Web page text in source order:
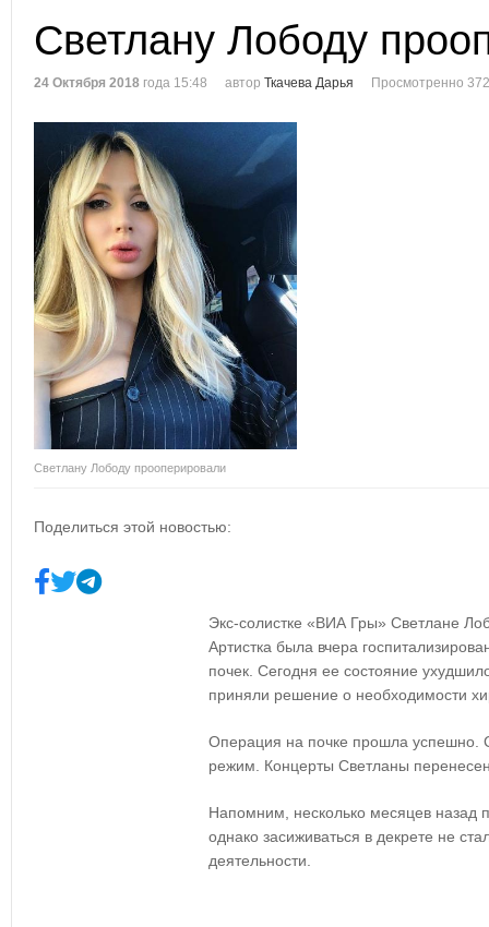
Светлану Лободу
24 Октября 2018 года 15:48 автор Ткачева Дарья Просмотренно
Светлану Лободу прооперировали
Поделиться этой новостью:
Экс-солистке «ВИА Гры» Светлане
Артистка была вчера
почек. Сегодня ее состояние
приняли решение о необходимости
Операция на почке прошла успешно.
режим. Концерты Светланы
Напомним, несколько месяцев назад
однако засиживаться в декрете не
деятельности.